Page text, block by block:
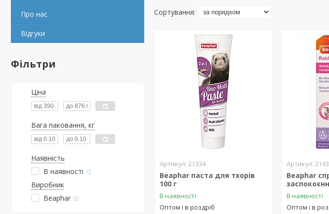
Про нас
Відгуки
Фільтри
Ціна
Вага паковання, кг
Наявність
В наявності 2
Виробник
Beaphar 2
21334
Beaphar паста для тхорів
100 г
В наявності
Оптом і в роздріб
Beaphar
В наявності
Оптом і в